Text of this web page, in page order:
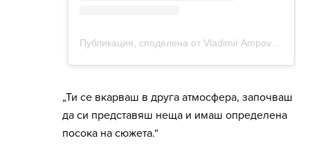
„Ти се вкарваш в друга атмосфера, започваш
да си представяш неща и имаш определена
посока на сюжета.“